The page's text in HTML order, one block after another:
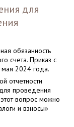
для
обязанность
счета. Приказ с
мая 2024 года.
отчетности
проведения
вопрос можно
и взносы»